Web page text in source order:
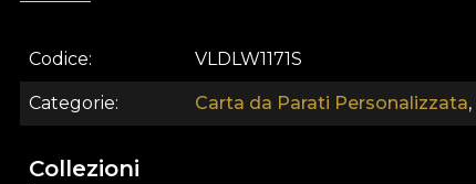
Codice VLDLW1171S
Categorie Carta da Parati Personalizzata,
Collezioni